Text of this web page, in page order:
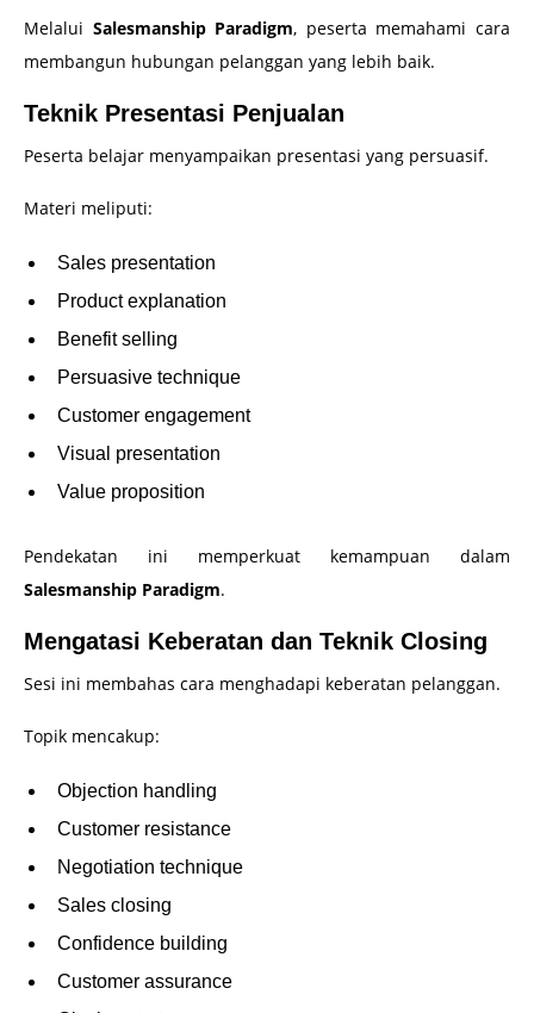
Melalui Salesmanship Paradigm, peserta memahami cara
membangun hubungan pelanggan yang lebih baik.
Teknik Presentasi Penjualan
Peserta belajar menyampaikan presentasi yang persuasif.
Materi meliputi:
Sales presentation
Product explanation
Benefit selling
Persuasive technique
Customer engagement
Visual presentation
Value proposition
Pendekatan ini memperkuat kemampuan dalam
Salesmanship Paradigm.
Mengatasi Keberatan dan Teknik Closing
Sesi ini membahas cara menghadapi keberatan pelanggan.
Topik mencakup:
Objection handling
Customer resistance
Negotiation technique
Sales closing
Confidence building
Customer assurance